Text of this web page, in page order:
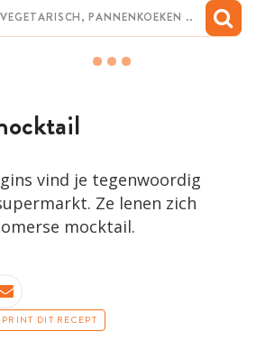
vind je tegenwoordig
Ze lenen zich
mocktail.
PRINT DIT RECEPT